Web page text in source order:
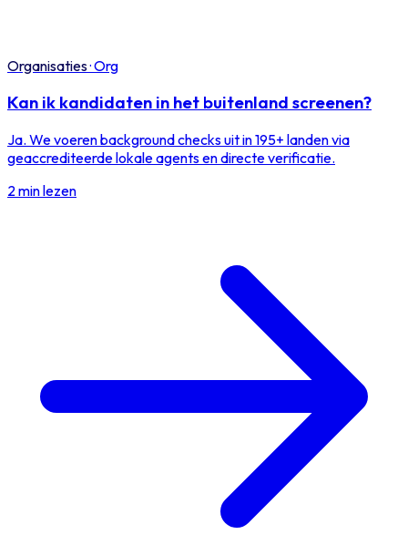
Organisaties·Org
Kan ik kandidaten in het buitenland screenen?
Ja. We voeren background checks uit in 195+ landen via
geaccrediteerde lokale agents en directe verificatie.
2 min lezen